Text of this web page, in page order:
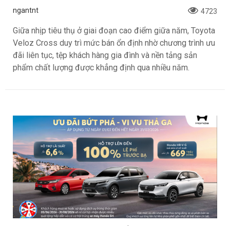
ngantnt 4723
Giữa nhịp tiêu thụ ở giai đoạn cao điểm giữa năm, Toyota
Veloz Cross duy trì mức bán ổn định nhờ chương trình ưu
đãi liên tục, tệp khách hàng gia đình và nền tảng sản
phẩm chất lượng được khẳng định qua nhiều năm.